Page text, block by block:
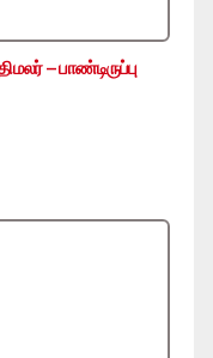
– பாண்டிருப்பு